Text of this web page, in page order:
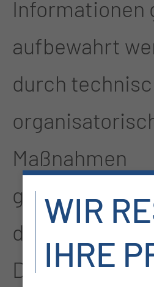
Informationen
aufbewahrt
durch
Maßnahmen
gewährleisten
die
Daten nicht
WIR
IHRE